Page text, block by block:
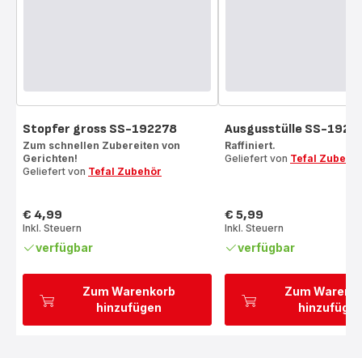
Zum Warenkorb
hinzufügen
Stopfer gross SS-192278
Zum schnellen Zubereiten von
Gerichten!
Geliefert von Tefal Zubehör
Preis
€ 4,99
Inkl. Steuern
verfügbar
Zum
Ausgusstülle SS-
Raffiniert.
Geliefert von Tefal
Preis
€ 5,99
Inkl. Steuern
verfügbar